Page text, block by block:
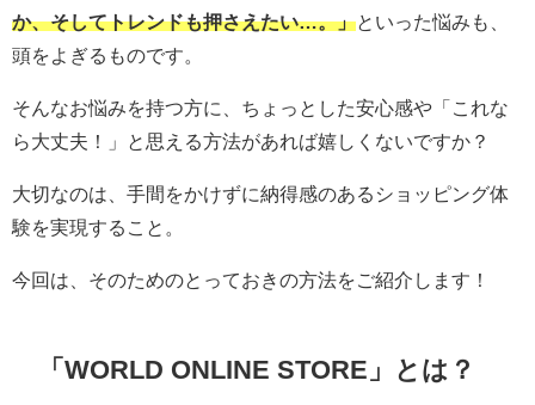
か、そしてトレンドも押さえたい…。」といった悩みも、
頭をよぎるものです。
そんなお悩みを持つ方に、ちょっとした安心感や「これな
ら大丈夫！」と思える方法があれば嬉しくないですか？
大切なのは、手間をかけずに納得感のあるショッピング体
験を実現すること。
今回は、そのためのとっておきの方法をご紹介します！
「WORLD ONLINE STORE」とは？